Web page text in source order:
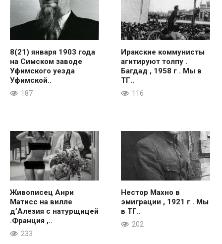
8(21) января 1903 года
на Симском заводе
Уфимского уезда
Уфимской..
187
Иракские коммунисты
агитируют толпу .
Багдад , 1958 г . Мы в
ТГ..
116
Живописец Анри
Матисс на вилле
д’Алезия с натурщицей
.Франция ,..
233
Нестор Махно в
эмиграции , 1921 г . Мы
в ТГ..
202